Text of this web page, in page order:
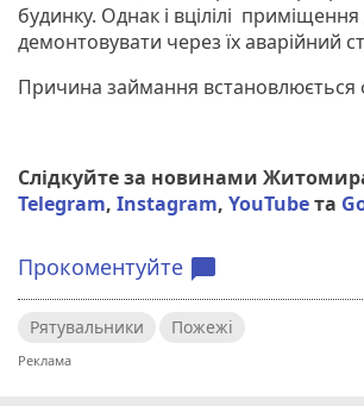
будинку. Однак і вцілілі
демонтовувати через їх аварійний
Причина займання встановлюється
Слідкуйте за новинами
Telegram, Instagram, YouTubeта
Прокоментуйте chat_bubble
Рятувальники Пожежі